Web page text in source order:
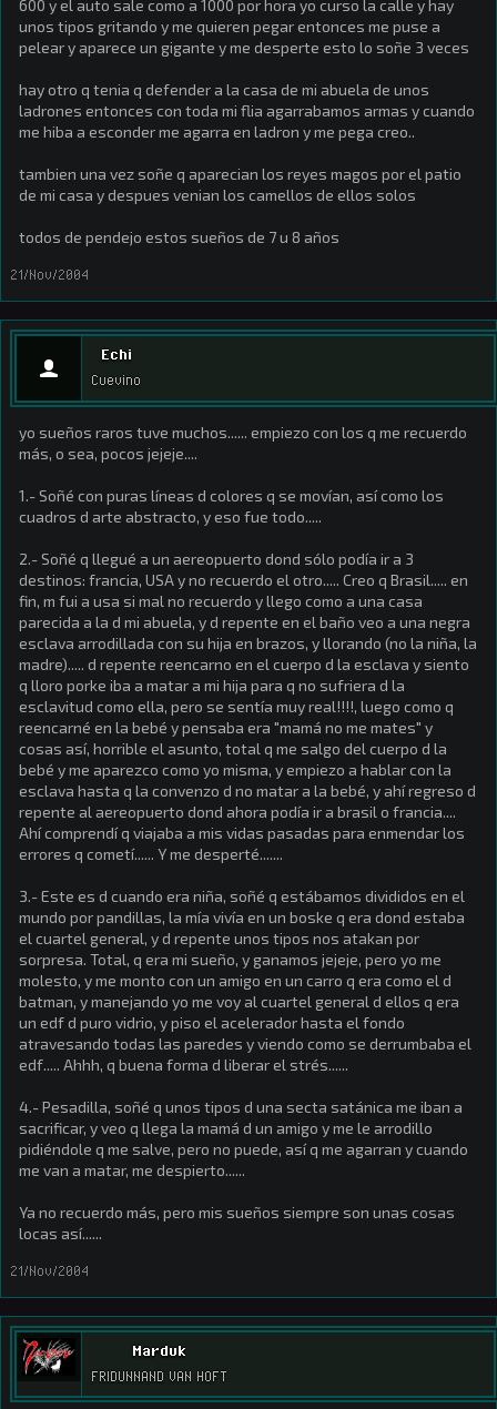
600 y el auto sale como a 1000 por hora yo curso la calle y hay
unos tipos gritando y me quieren pegar entonces me puse a
pelear y aparece un gigante y me desperte esto lo soñe 3 veces
hay otro q tenia q defender a la casa de mi abuela de unos
ladrones entonces con toda mi flia agarrabamos armas y cuando
me hiba a esconder me agarra en ladron y me pega creo..
tambien una vez soñe q aparecian los reyes magos por el patio
de mi casa y despues venian los camellos de ellos solos
todos de pendejo estos sueños de 7 u 8 años
21/Nov/2004
Echi
Cuevino
yo sueños raros tuve muchos...... empiezo con los q me recuerdo
más, o sea, pocos jejeje....
1.- Soñé con puras líneas d colores q se movían, así como los
cuadros d arte abstracto, y eso fue todo.....
2.- Soñé q llegué a un aereopuerto dond sólo podía ir a 3
destinos: francia, USA y no recuerdo el otro..... Creo q Brasil..... en
fin, m fui a usa si mal no recuerdo y llego como a una casa
parecida a la d mi abuela, y d repente en el baño veo a una negra
esclava arrodillada con su hija en brazos, y llorando (no la niña, la
madre)..... d repente reencarno en el cuerpo d la esclava y siento
q lloro porke iba a matar a mi hija para q no sufriera d la
esclavitud como ella, pero se sentía muy real!!!!, luego como q
reencarné en la bebé y pensaba era "mamá no me mates" y
cosas así, horrible el asunto, total q me salgo del cuerpo d la
bebé y me aparezco como yo misma, y empiezo a hablar con la
esclava hasta q la convenzo d no matar a la bebé, y ahí regreso d
repente al aereopuerto dond ahora podía ir a brasil o francia....
Ahí comprendí q viajaba a mis vidas pasadas para enmendar los
errores q cometí...... Y me desperté.......
3.- Este es d cuando era niña, soñé q estábamos divididos en el
mundo por pandillas, la mía vivía en un boske q era dond estaba
el cuartel general, y d repente unos tipos nos atakan por
sorpresa. Total, q era mi sueño, y ganamos jejeje, pero yo me
molesto, y me monto con un amigo en un carro q era como el d
batman, y manejando yo me voy al cuartel general d ellos q era
un edf d puro vidrio, y piso el acelerador hasta el fondo
atravesando todas las paredes y viendo como se derrumbaba el
edf..... Ahhh, q buena forma d liberar el strés......
4.- Pesadilla, soñé q unos tipos d una secta satánica me iban a
sacrificar, y veo q llega la mamá d un amigo y me le arrodillo
pidiéndole q me salve, pero no puede, así q me agarran y cuando
me van a matar, me despierto......
Ya no recuerdo más, pero mis sueños siempre son unas cosas
locas así......
21/Nov/2004
Marduk
FRIDUNNAND VAN HOFT